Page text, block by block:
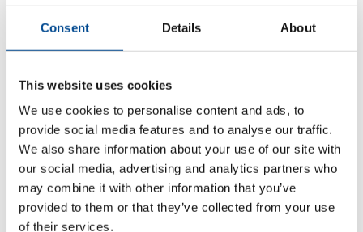
Consent Details About
This website uses cookies
We use cookies to personalise content and ads, to
provide social media features and to analyse our traffic.
We also share information about your use of our site with
our social media, advertising and analytics partners who
may combine it with other information that you’ve
provided to them or that they’ve collected from your use
of their services.